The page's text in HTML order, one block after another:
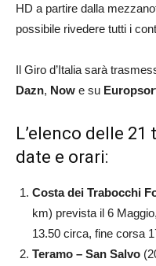
HD a partire dalla
possibile rivedere tutti i
Il Giro d’Italia sarà
Dazn, Now e su
L’elenco delle
date e orari:
Costa dei Trabocchi
km) prevista il 6
13.50 circa, fine corsa
Teramo – San Salvo